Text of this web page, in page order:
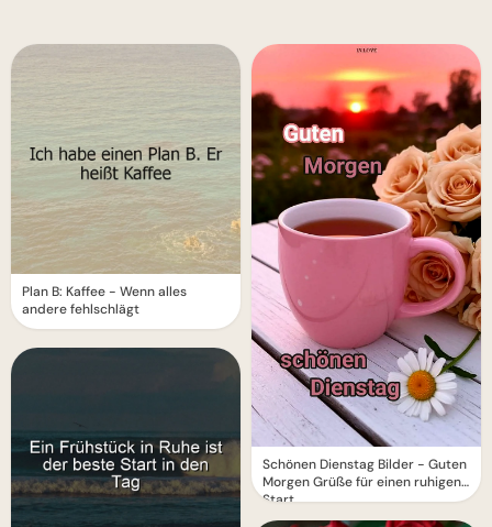
Plan B: Kaffee - Wenn alles
andere fehlschlägt
Schönen Dienstag Bilder - Guten
Morgen Grüße für einen ruhigen
Start